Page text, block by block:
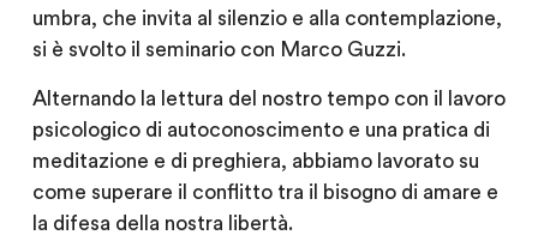
umbra, che invita al silenzio e alla contemplazione,
si è svolto il seminario con Marco Guzzi.
Alternando la lettura del nostro tempo con il lavoro
psicologico di autoconoscimento e una pratica di
meditazione e di preghiera, abbiamo lavorato su
come superare il conflitto tra il bisogno di amare e
la difesa della nostra libertà.